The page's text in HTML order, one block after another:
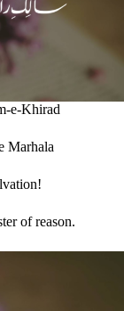
e-Khirad
Marhala
of reason.